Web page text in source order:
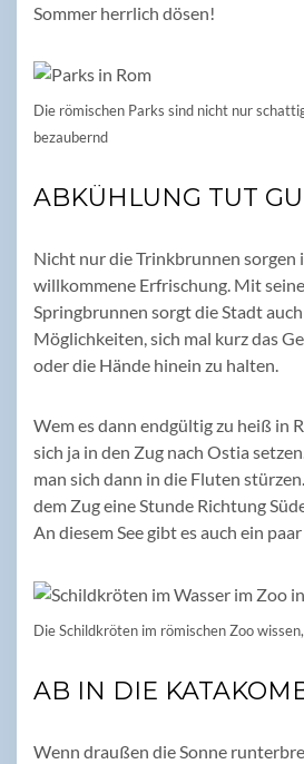
Sommer herrlich dösen!
Die römischen Parks sind nicht nur
bezaubernd
ABKÜHLUNG TUT
Nicht nur die Trinkbrunnen sorgen
willkommene Erfrischung. Mit
Springbrunnen sorgt die Stadt
Möglichkeiten, sich mal kurz das
oder die Hände hinein zu halten.
Wem es dann endgültig zu heiß in
sich ja in den Zug nach Ostia
man sich dann in die Fluten
dem Zug eine Stunde Richtung
An diesem See gibt es auch ein
Die Schildkröten im römischen Zoo
AB IN DIE
Wenn draußen die Sonne